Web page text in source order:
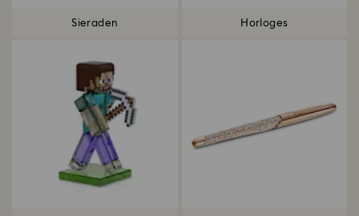
Sieraden Horloges